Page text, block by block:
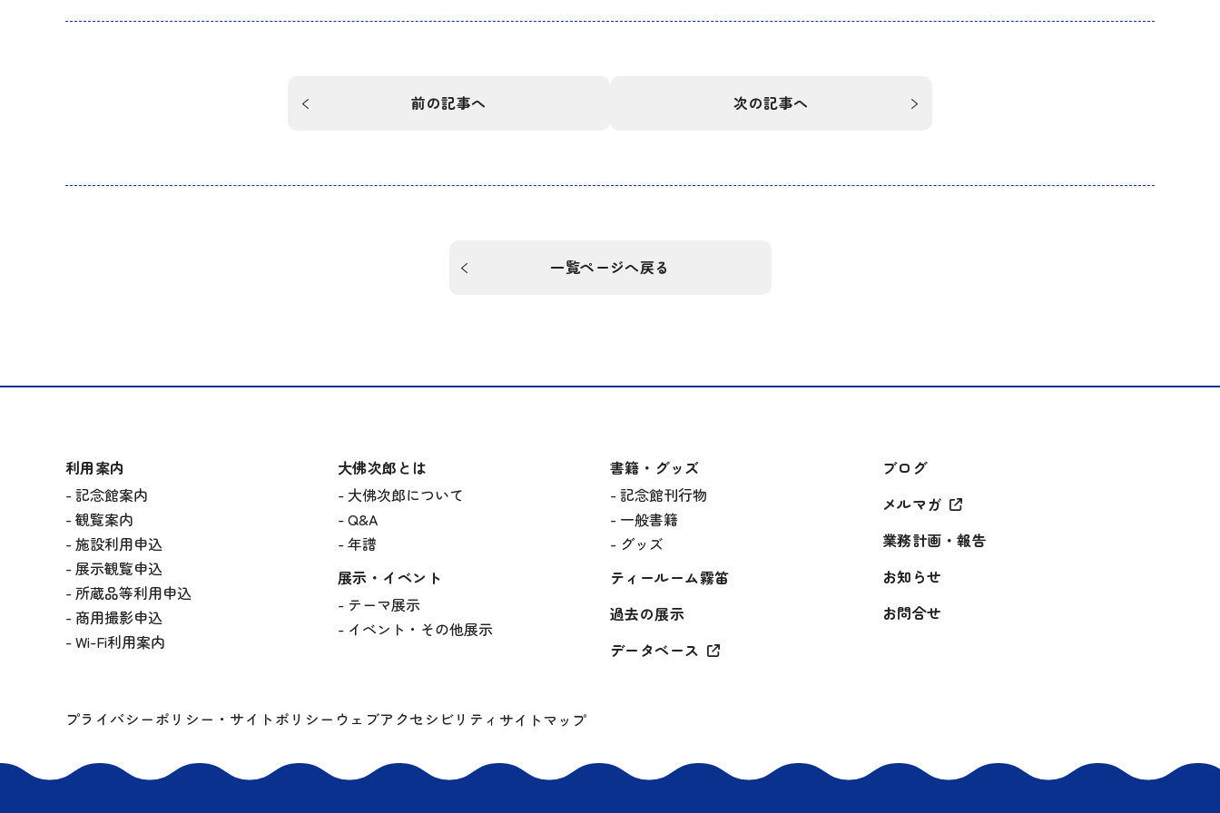
前の記事へ 次の記事へ
一覧ページへ戻る
利用案内
記念館案内
観覧案内
施設利用申込
展示観覧申込
所蔵品等利用申込
商用撮影申込
Wi-Fi利用案内
大佛次郎とは
大佛次郎について
Q&A
年譜
展示・イベント
テーマ展示
イベント・その他展示
書籍・グッズ
記念館刊行物
一般書籍
グッズ
ティールーム霧笛
過去の展示
データベース
ブログ
メルマガ
業務計画・報告
お知らせ
お問合せ
プライバシーポリシー・サイトポリシー ウェブアクセシビリティ サイトマップ